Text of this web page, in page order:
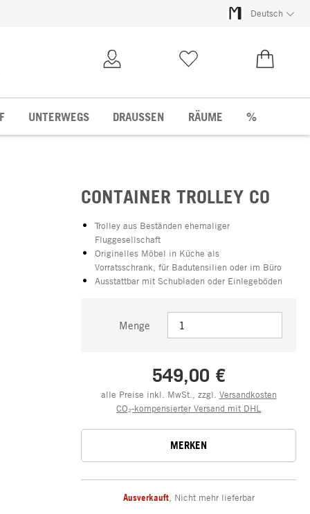
Deutsch
UNTERWEGS DRAUSSEN RÄUME %
CONTAINER TROLLEY CO
Trolley aus Beständen ehemaliger
Fluggesellschaft
Originelles Möbel in Küche als
Vorratsschrank, für Badutensilien oder im Büro
Ausstattbar mit Schubladen oder Einlegeböden
Menge
549,00 €
alle Preise inkl. MwSt., zzgl. Versandkosten
CO₂-kompensierter Versand mit DHL
MERKEN
Ausverkauft, Nicht mehr lieferbar